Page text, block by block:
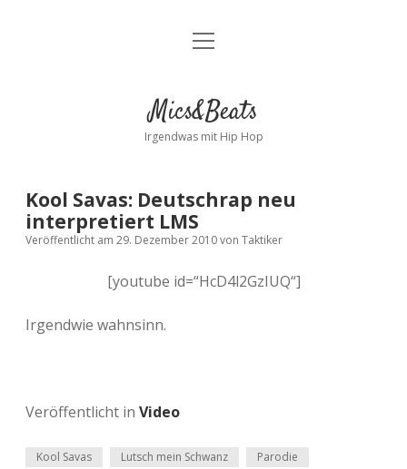
Kontakt
facebookinstagram
bandcamp
spotify
Menü
Mics&Beats
Irgendwas mit Hip Hop
Kool Savas: Deutschrap neu
interpretiert LMS
Veröffentlicht am 29. Dezember 2010von Taktiker
[youtube id=“HcD4l2GzIUQ“]
Irgendwie wahnsinn.
Veröffentlicht in Video
Kool Savas Lutsch mein Schwanz Parodie